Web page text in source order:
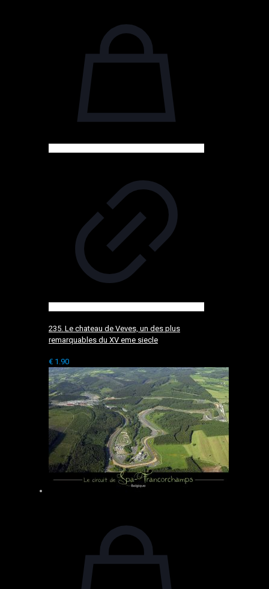
235. Le chateau de Veves, un des plus
remarquables du XV eme siecle
€ 1.90